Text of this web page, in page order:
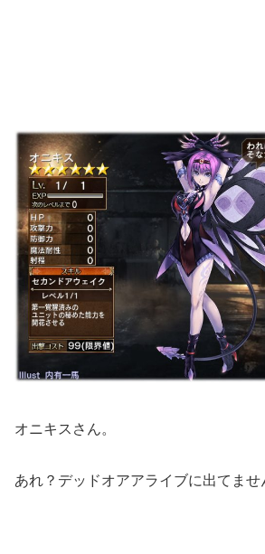
オニキスさん。
あれ？デッドオアアライブに出てませ